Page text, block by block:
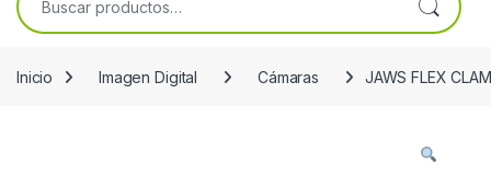
Inicio Imagen Digital Cámaras JAWS FLEX